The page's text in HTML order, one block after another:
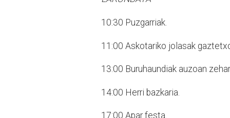
10:30 Puzgarriak.
11:00 Askotariko jolasak
13:00 Buruhaundiak auzoan
14:00 Herri bazkaria.
17:00 Apar festa.